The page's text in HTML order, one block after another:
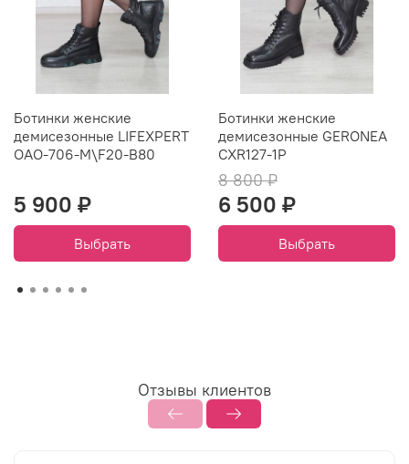
Ботинки женские
демисезонные LIFEXPERT
ОАО-706-M\F20-B80
5 900 ₽
Выбрать
Ботинки женские
демисезонные GERONEA
CXR127-1P
8 800 ₽
6 500 ₽
Выбрать
Отзывы клиентов